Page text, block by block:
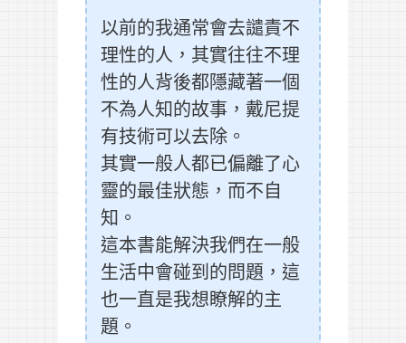
以前的我通常會去譴責不
理性的人，其實往往不理
性的人背後都隱藏著一個
不為人知的故事，戴尼提
有技術可以去除。
其實一般人都已偏離了心
靈的最佳狀態，而不自
知。
這本書能解決我們在一般
生活中會碰到的問題，這
也一直是我想瞭解的主
題。